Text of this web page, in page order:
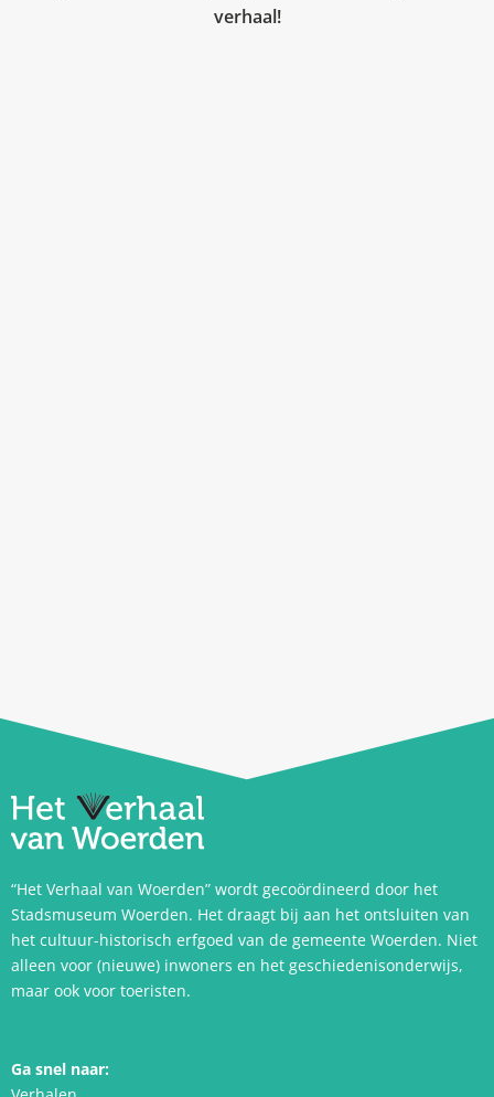
verhaal!
“Het Verhaal van Woerden” wordt gecoördineerd door het
Stadsmuseum Woerden. Het draagt bij aan het ontsluiten van
het cultuur-historisch erfgoed van de gemeente Woerden. Niet
alleen voor (nieuwe) inwoners en het geschiedenisonderwijs,
maar ook voor toeristen.
Ga snel naar: